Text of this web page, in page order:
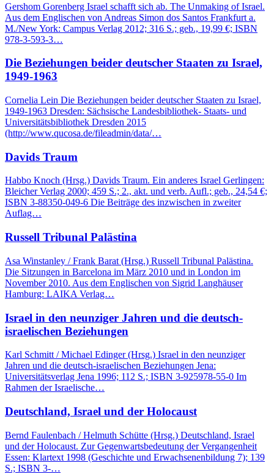
Gershom Gorenberg Israel schafft sich ab. The Unmaking of Israel.
Aus dem Englischen von Andreas Simon dos Santos Frankfurt a.
M./New York: Campus Verlag 2012; 316 S.; geb., 19,99 €; ISBN
978-3-593-3…
Die Beziehungen beider deutscher Staaten zu Israel,
1949-1963
Cornelia Lein Die Beziehungen beider deutscher Staaten zu Israel,
1949-1963 Dresden: Sächsische Landesbibliothek- Staats- und
Universitätsbibliothek Dresden 2015
(http://www.qucosa.de/fileadmin/data/…
Davids Traum
Habbo Knoch (Hrsg.) Davids Traum. Ein anderes Israel Gerlingen:
Bleicher Verlag 2000; 459 S.; 2., akt. und verb. Aufl.; geb., 24,54 €;
ISBN 3-88350-049-6 Die Beiträge des inzwischen in zweiter
Auflag…
Russell Tribunal Palästina
Asa Winstanley / Frank Barat (Hrsg.) Russell Tribunal Palästina.
Die Sitzungen in Barcelona im März 2010 und in London im
November 2010. Aus dem Englischen von Sigrid Langhäuser
Hamburg: LAIKA Verlag…
Israel in den neunziger Jahren und die deutsch-
israelischen Beziehungen
Karl Schmitt / Michael Edinger (Hrsg.) Israel in den neunziger
Jahren und die deutsch-israelischen Beziehungen Jena:
Universitätsverlag Jena 1996; 112 S.; ISBN 3-925978-55-0 Im
Rahmen der Israelische…
Deutschland, Israel und der Holocaust
Bernd Faulenbach / Helmuth Schütte (Hrsg.) Deutschland, Israel
und der Holocaust. Zur Gegenwartsbedeutung der Vergangenheit
Essen: Klartext 1998 (Geschichte und Erwachsenenbildung 7); 139
S.; ISBN 3-…